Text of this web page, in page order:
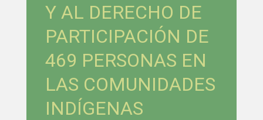
Y AL DERECHO DE
PARTICIPACIÓN DE
469 PERSONAS EN
LAS COMUNIDADES
INDÍGENAS